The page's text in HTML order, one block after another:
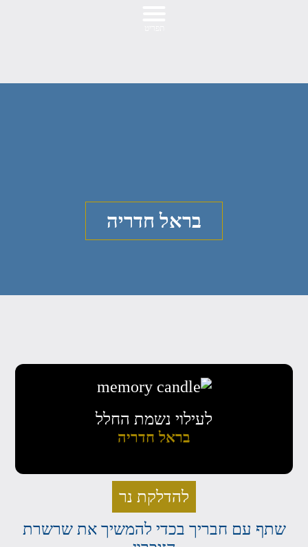
בראל חדריה
לעילוי נשמת החלל
בראל חדריה
להדלקת נר
שתף עם חבריך בכדי להמשיך את שרשרת